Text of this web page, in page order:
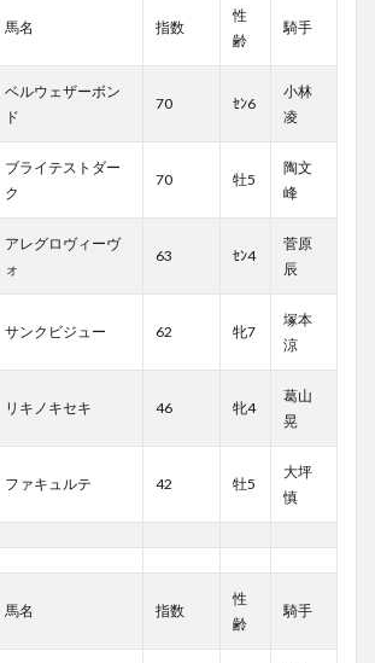
馬名 指数
性
齢
騎手
ベルウェザーボン
ド
70 ｾﾝ6
小林
凌
ブライテストダー
ク
70 牡5
陶文
峰
アレグロヴィーヴ
ォ
63 ｾﾝ4
菅原
辰
サンクビジュー 62 牝7
塚本
涼
リキノキセキ 46 牝4
葛山
晃
ファキュルテ 42 牡5
大坪
慎
馬名 指数
性
齢
騎手